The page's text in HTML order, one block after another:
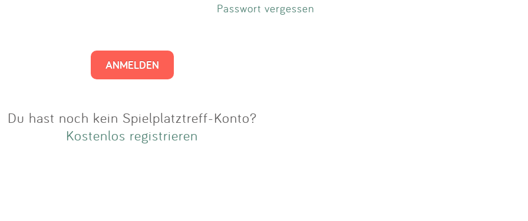
Anmelden
Passwort vergessen
Du hast noch kein Spielplatztreff-Konto?
Kostenlos registrieren